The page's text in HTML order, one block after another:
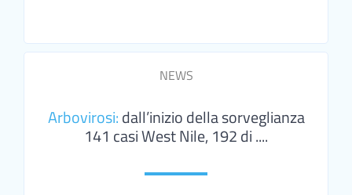
NEWS
Arbovirosi:dall’inizio della sorveglianza
141 casi West Nile, 192 di ....